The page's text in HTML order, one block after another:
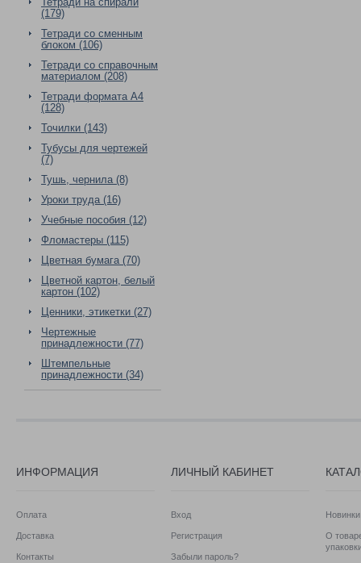
(179)
Тетради со сменным
блоком (106)
Тетради со справочным
материалом (208)
Тетради формата А4
(128)
Точилки (143)
Тубусы для чертежей
(7)
Тушь, чернила (8)
Уроки труда (16)
Учебные пособия (12)
Фломастеры (115)
Цветная бумага (70)
Цветной картон, белый
картон (102)
Ценники, этикетки (27)
Чертежные
принадлежности (77)
Штемпельные
принадлежности (34)
ИНФОРМАЦИЯ
Оплата
Доставка
Контакты
ЛИЧНЫЙ КАБИНЕТ
Вход
Регистрация
Забыли пароль?
Новинки
О